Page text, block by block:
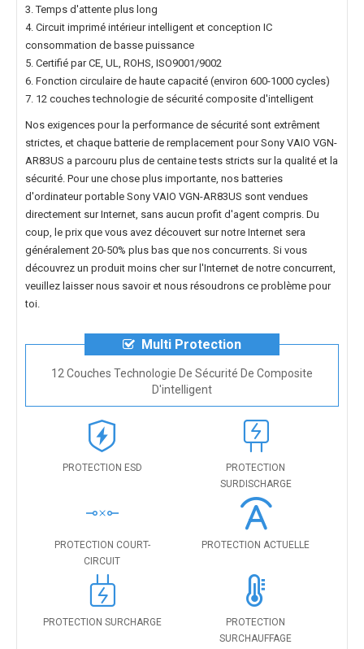
3. Temps d'attente plus long
4. Circuit imprimé intérieur intelligent et conception IC
consommation de basse puissance
5. Certifié par CE, UL, ROHS, ISO9001/9002
6. Fonction circulaire de haute capacité (environ 600-1000 cycles)
7. 12 couches technologie de sécurité composite d'intelligent
Nos exigences pour la performance de sécurité sont extrêment
strictes, et chaque batterie de remplacement pour Sony VAIO VGN-
AR83US a parcouru plus de centaine tests stricts sur la qualité et la
sécurité. Pour une chose plus importante, nos batteries
d'ordinateur portable Sony VAIO VGN-AR83US sont vendues
directement sur Internet, sans aucun profit d'agent compris. Du
coup, le prix que vous avez découvert sur notre Internet sera
généralement 20-50% plus bas que nos concurrents. Si vous
découvrez un produit moins cher sur l'Internet de notre concurrent,
veuillez laisser nous savoir et nous résoudrons ce problème pour
toi.
Multi Protection
12 Couches Technologie De Sécurité De Composite
D'intelligent
PROTECTION ESD
PROTECTION
SURDISCHARGE
PROTECTION COURT-
CIRCUIT
PROTECTION ACTUELLE
PROTECTION SURCHARGE
PROTECTION
SURCHAUFFAGE